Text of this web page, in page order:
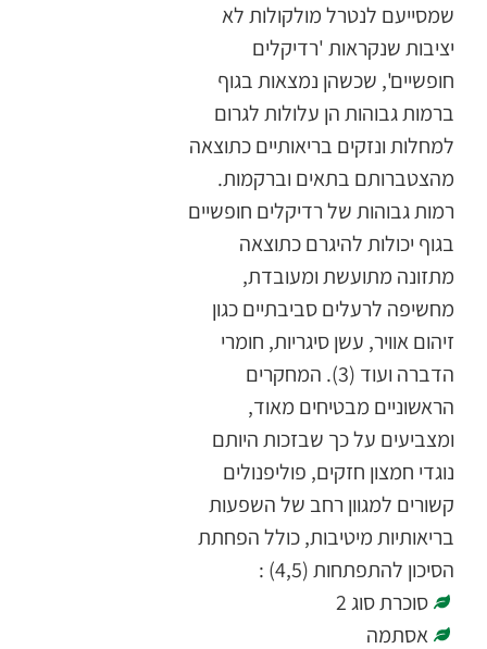
שמסייעם לנטרל מולקולות לא
יציבות שנקראות 'רדיקלים
חופשיים', שכשהן נמצאות בגוף
ברמות גבוהות הן עלולות לגרום
למחלות ונזקים בריאותיים כתוצאה
מהצטברותם בתאים וברקמות.
רמות גבוהות של רדיקלים חופשיים
בגוף יכולות להיגרם כתוצאה
מתזונה מתועשת ומעובדת,
מחשיפה לרעלים סביבתיים כגון
זיהום אוויר, עשן סיגריות, חומרי
הדברה ועוד (3). המחקרים
הראשוניים מבטיחים מאוד,
ומצביעים על כך שבזכות היותם
נוגדי חמצון חזקים, פוליפנולים
קשורים למגוון רחב של השפעות
בריאותיות מיטיבות, כולל הפחתת
הסיכון להתפתחות (4,5) :
סוכרת סוג 2
אסתמה